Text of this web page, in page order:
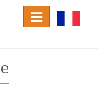
language
Toggle
navigation